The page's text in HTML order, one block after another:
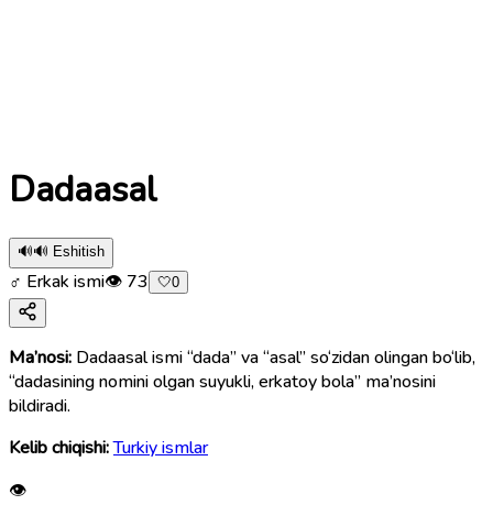
Dadaasal
🔊🔊 Eshitish
♂ Erkak ismi👁 73 🤍0
Ma’nosi: Dadaasal ismi “dada” va “asal” so‘zidan olingan bo‘lib,
“dadasining nomini olgan suyukli, erkatoy bola” ma’nosini
bildiradi.
Kelib chiqishi:Turkiy ismlar
👁